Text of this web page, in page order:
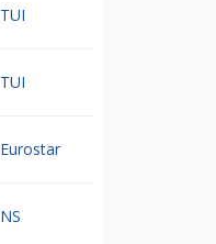
TUI
TUI
Eurostar
NS